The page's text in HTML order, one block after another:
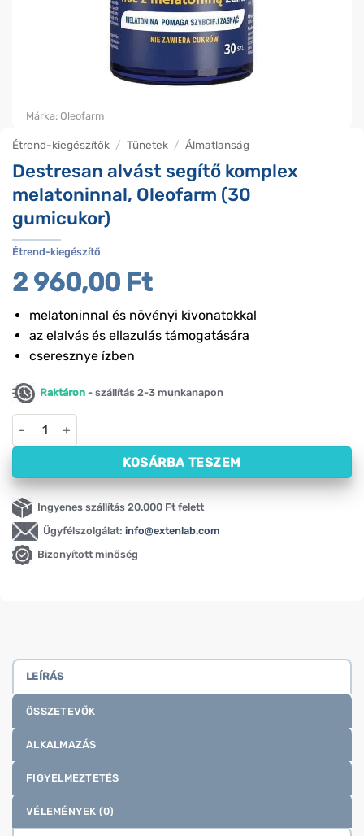
Étrend-kiegészítők / Tünetek / Álmatlanság
Destresan alvást segítő komplex
melatoninnal, Oleofarm (30
gumicukor)
Étrend-kiegészítő
2 960,00 Ft
melatoninnal és növényi kivonatokkal
az elalvás és ellazulás támogatására
cseresznye ízben
Raktáron - szállítás 2-3 munkanapon
Destresan alvást segítő komplex melatoninnal, Oleofarm (30
KOSÁRBA TESZEM
Ingyenes szállítás 20.000 Ft felett
Ügyfélszolgálat: info@extenlab.com
Bizonyított minőség
Márka: Oleofarm
LEÍRÁS
ÖSSZETEVŐK
ALKALMAZÁS
FIGYELMEZTETÉS
VÉLEMÉNYEK (0)